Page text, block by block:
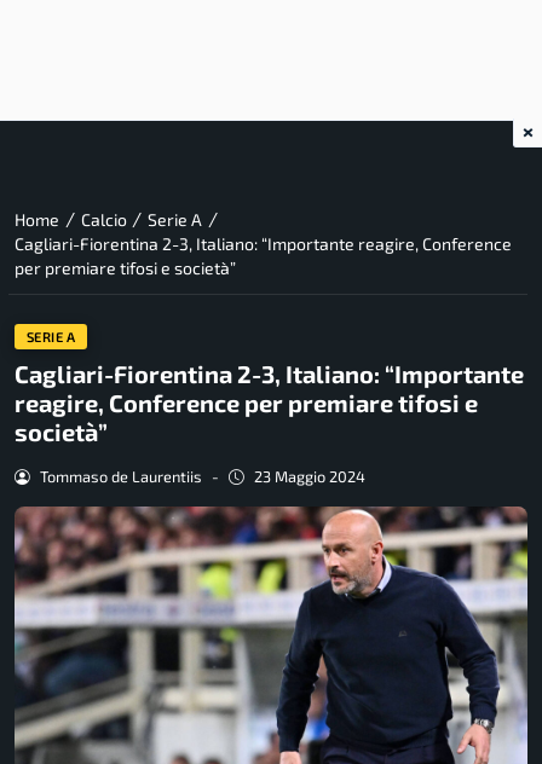
Home / Calcio / Serie A /
Cagliari-Fiorentina 2-3, Italiano: “Importante reagire, Conference
per premiare tifosi e società”
SERIE A
Cagliari-Fiorentina 2-3, Italiano: “Importante
reagire, Conference per premiare tifosi e
società”
Tommaso de Laurentiis - 23 Maggio 2024
×